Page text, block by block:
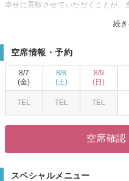
続
幸せに貢献させていただくことが
流す・緩む・響かせる
Swinging Therapyの反射はやみつ
【陰陽調和】
無意識のうちに調整してくれてい
れた、ダルい、嫌いetc…このよう
のですが、忙しい毎日でつい意識
当サロンはそういったサインを一
空席情報・予約
8/7
(金)
TEL
8/8
(土)
TEL
8/9
(日)
TEL
空席確認
スペシャルメニュー